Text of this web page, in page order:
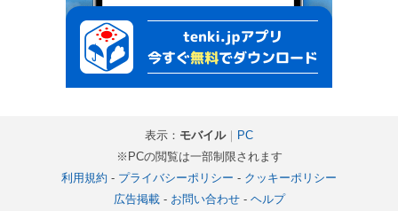
表示： モバイル｜ PC
※PCの閲覧は一部制限されます
利用規約 - プライバシーポリシー - クッキーポリシー
広告掲載- お問い合わせ- ヘルプ